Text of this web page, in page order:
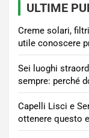
ULTIME
Creme solari,
utile conoscere
Sei luoghi
sempre: perché
Capelli Lisci e
ottenere questo